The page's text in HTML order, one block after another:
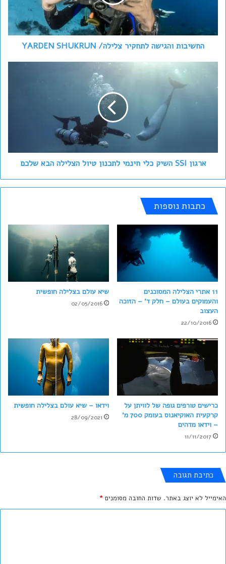
החשיבות והגישה לתחקיר צלילה/ YARDEN SHUKRUN
השיק
הבא
שלכםארגון SSI השיק כלי חינמי לתכנון טיול הצלילה הבא שלכם
כתבות נוספות
11 אתרי הצלילה המסוכנים
והעמוקים בעולם – חלק ד' – הזוכה
העצוב
22/10/2016
שיא עולם בצלילה חופשית
02/05/2016
כרישים טורפים גופה של לוויתן על
קרקעית האוקיאנוס בעומק 700 מ'
– וידאו מדהים
11/11/2017
וידאו – שיא עולם בצלילה חופשית
28/09/2021
כתיבת תגובה
האימייל לא יוצג באתר. שדות החובה מסומנים *